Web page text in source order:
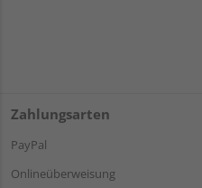
Zahlungsarten
PayPal
Onlineüberweisung